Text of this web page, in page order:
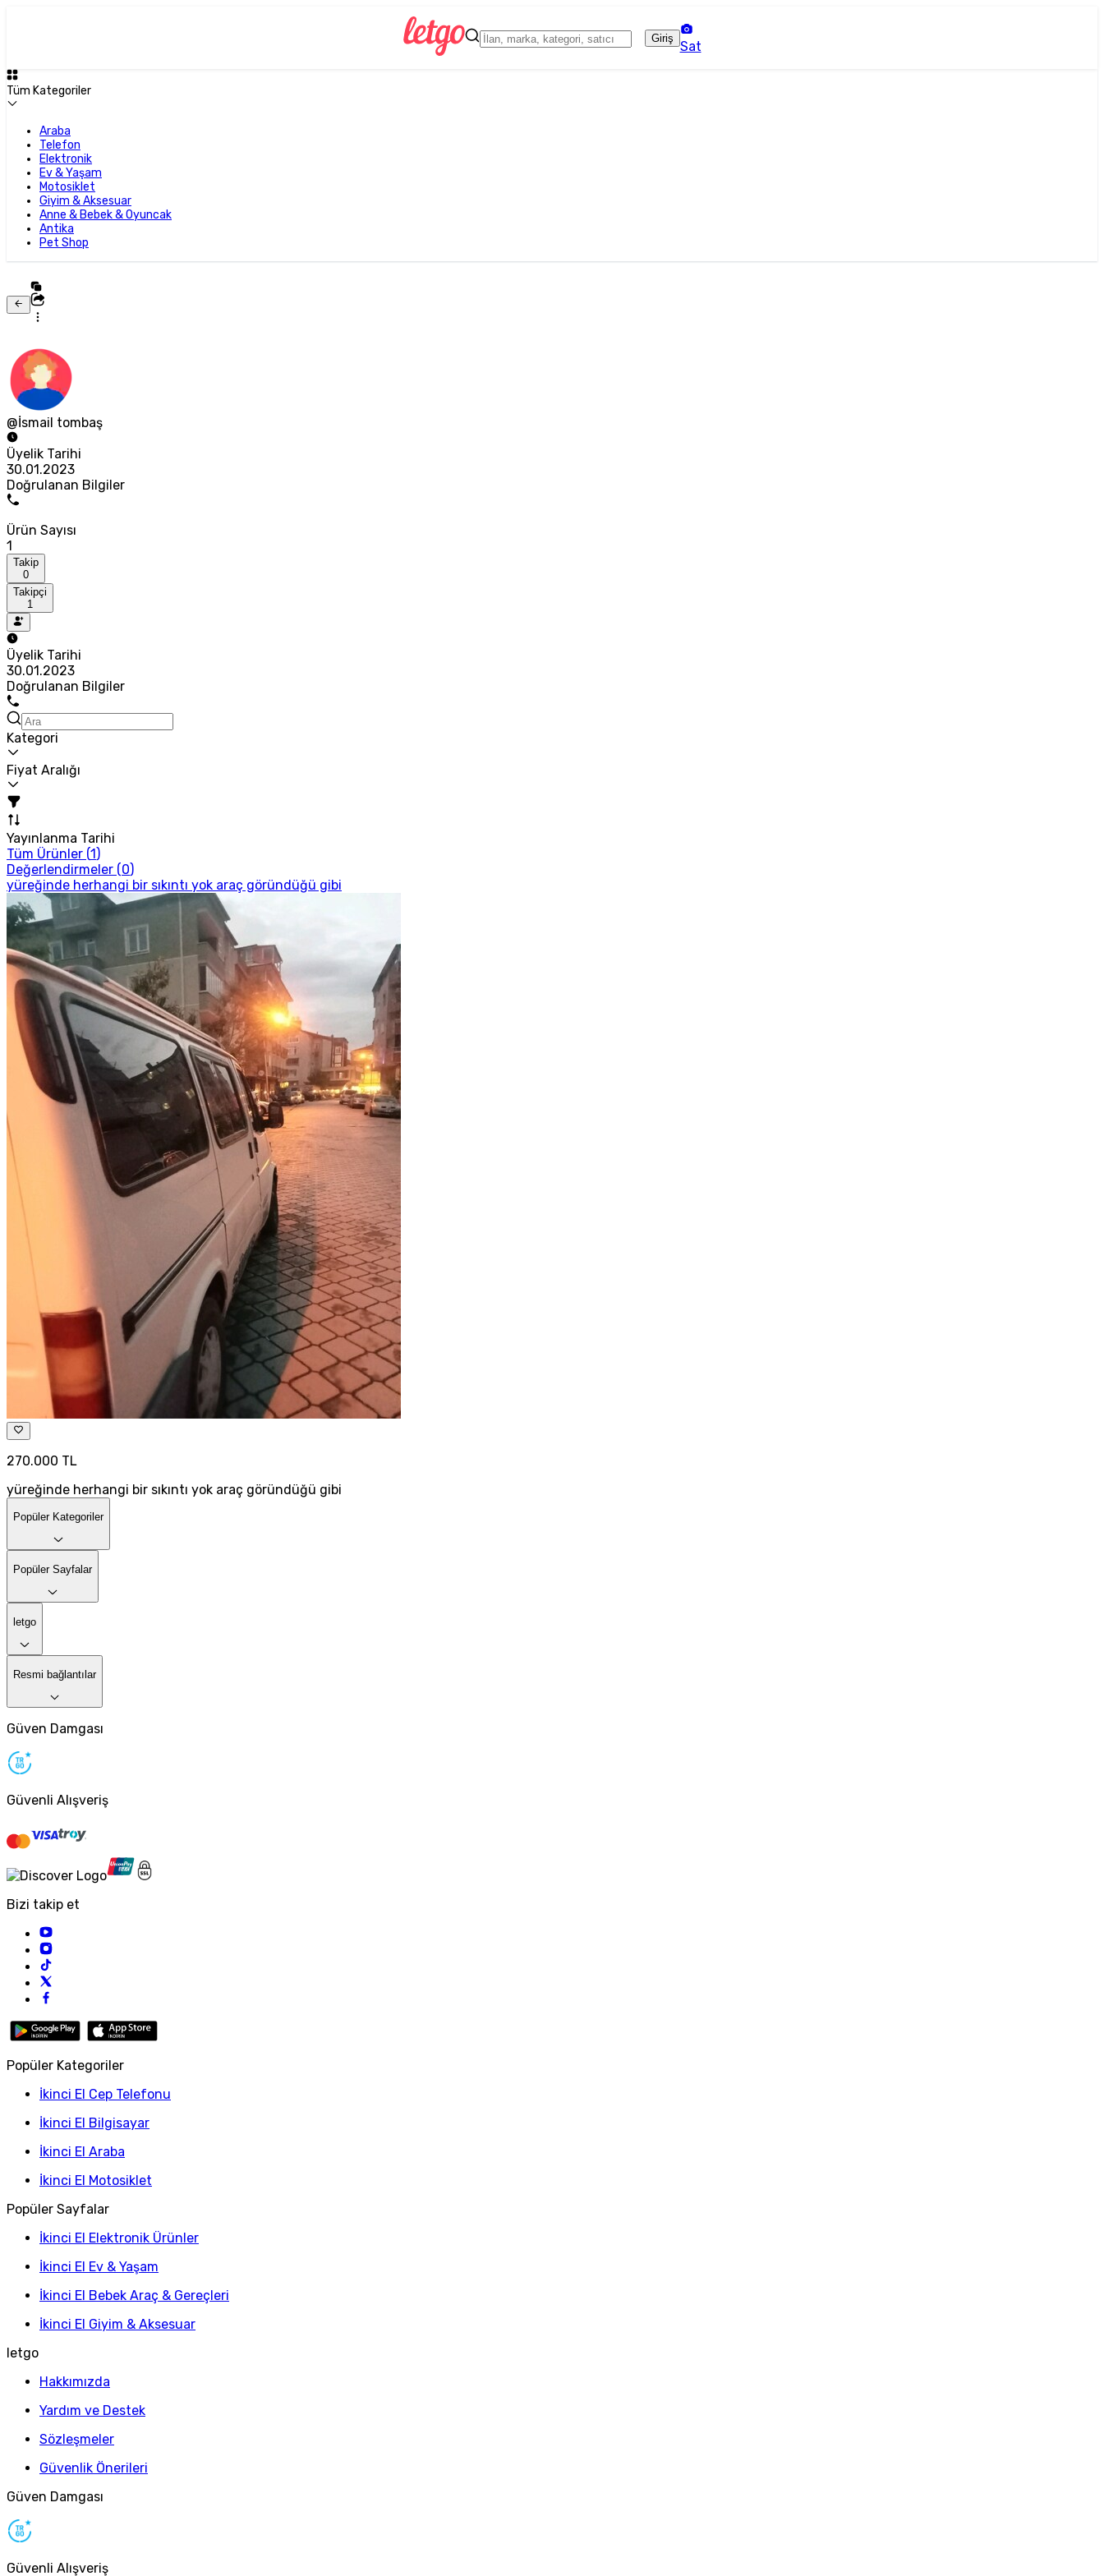
Giriş
Sat
Tüm Kategoriler
Araba
Telefon
Elektronik
Ev & Yaşam
Motosiklet
Giyim & Aksesuar
Anne & Bebek & Oyuncak
Antika
Pet Shop
@İsmail tombaş
Üyelik Tarihi
30.01.2023
Doğrulanan Bilgiler
Ürün Sayısı
1
Takip
0
Takipçi
1
Üyelik Tarihi
30.01.2023
Doğrulanan Bilgiler
Kategori
Fiyat Aralığı
Yayınlanma Tarihi
Tüm Ürünler (1)
Değerlendirmeler (0)
yüreğinde herhangi bir sıkıntı yok araç göründüğü gibi
270.000 TL
yüreğinde herhangi bir sıkıntı yok araç göründüğü gibi
Popüler Kategoriler
Popüler Sayfalar
letgo
Resmi bağlantılar
Güven Damgası
Güvenli Alışveriş
Bizi takip et
Popüler Kategoriler
İkinci El Cep Telefonu
İkinci El Bilgisayar
İkinci El Araba
İkinci El Motosiklet
Popüler Sayfalar
İkinci El Elektronik Ürünler
İkinci El Ev & Yaşam
İkinci El Bebek Araç & Gereçleri
İkinci El Giyim & Aksesuar
letgo
Hakkımızda
Yardım ve Destek
Sözleşmeler
Güvenlik Önerileri
Güven Damgası
Güvenli Alışveriş